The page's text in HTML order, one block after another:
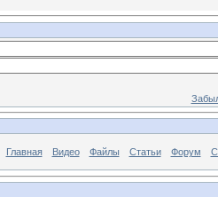
Главная Видео Файлы Статьи Форум